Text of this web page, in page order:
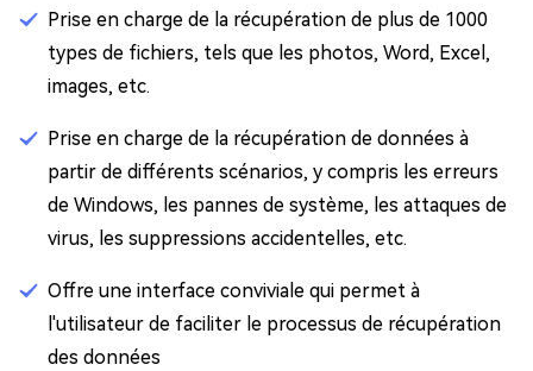
Prise en charge de la récupération de plus de 1000
types de fichiers, tels que les photos, Word, Excel,
images, etc.
Prise en charge de la récupération de données à
partir de différents scénarios, y compris les erreurs
de Windows, les pannes de système, les attaques de
virus, les suppressions accidentelles, etc.
Offre une interface conviviale qui permet à
l'utilisateur de faciliter le processus de récupération
des données